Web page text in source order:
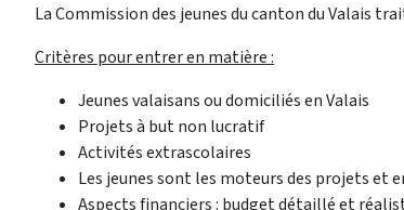
La Commission des jeunes du canton du Valais
Critères pour entrer en matière :
Jeunes valaisans ou domiciliés en Valais
Projets à but non lucratif
Activités extrascolaires
Les jeunes sont les moteurs des projets et
Aspects financiers : budget détaillé et